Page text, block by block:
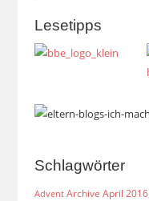
Lesetipps
Schlagwörter
Advent Archive April 2016